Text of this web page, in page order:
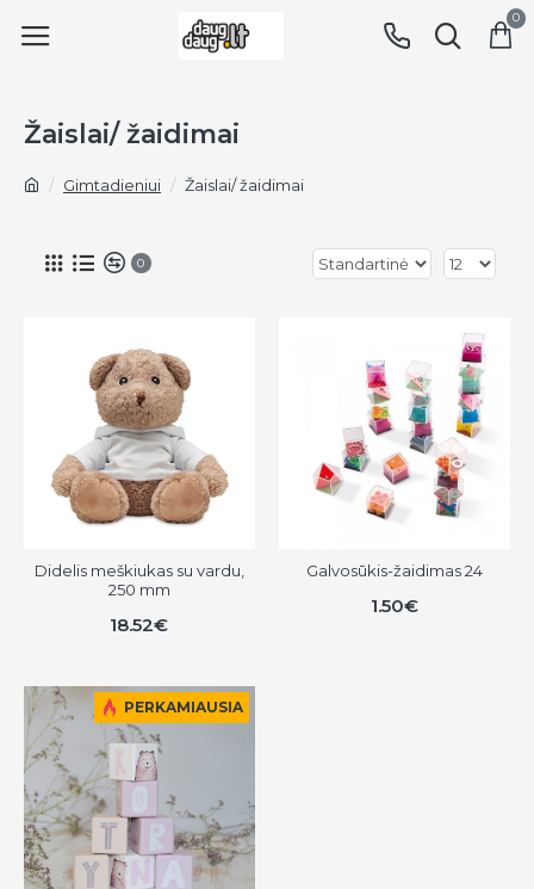
0
Gimtadieniui Žaislai/ žaidimai
Žaislai/ žaidimai
0
Didelis meškiukas su vardu,
250 mm
18.52€
Galvosūkis-žaidimas 24
1.50€
PERKAMIAUSIA